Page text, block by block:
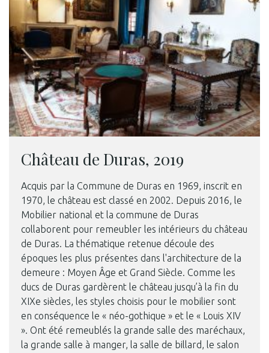
Château de Duras, 2019
Acquis par la Commune de Duras en 1969, inscrit en
1970, le château est classé en 2002. Depuis 2016, le
Mobilier national et la commune de Duras
collaborent pour remeubler les intérieurs du château
de Duras. La thématique retenue découle des
époques les plus présentes dans l'architecture de la
demeure : Moyen Âge et Grand Siècle. Comme les
ducs de Duras gardèrent le château jusqu’à la fin du
XIXe siècles, les styles choisis pour le mobilier sont
en conséquence le « néo-gothique » et le « Louis XIV
». Ont été remeublés la grande salle des maréchaux,
la grande salle à manger, la salle de billard, le salon